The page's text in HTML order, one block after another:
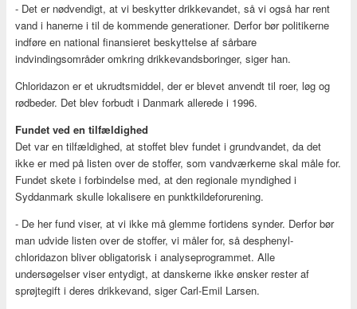
- Det er nødvendigt, at vi beskytter drikkevandet, så vi også har rent
vand i hanerne i til de kommende generationer. Derfor bør politikerne
indføre en national finansieret beskyttelse af sårbare
indvindingsområder omkring drikkevandsboringer, siger han.
Chloridazon er et ukrudtsmiddel, der er blevet anvendt til roer, løg og
rødbeder. Det blev forbudt i Danmark allerede i 1996.
Fundet ved en tilfældighed
Det var en tilfældighed, at stoffet blev fundet i grundvandet, da det
ikke er med på listen over de stoffer, som vandværkerne skal måle for.
Fundet skete i forbindelse med, at den regionale myndighed i
Syddanmark skulle lokalisere en punktkildeforurening.
- De her fund viser, at vi ikke må glemme fortidens synder. Derfor bør
man udvide listen over de stoffer, vi måler for, så desphenyl-
chloridazon bliver obligatorisk i analyseprogrammet. Alle
undersøgelser viser entydigt, at danskerne ikke ønsker rester af
sprøjtegift i deres drikkevand, siger Carl-Emil Larsen.